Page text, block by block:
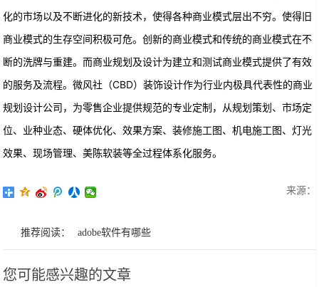
化的市场以及不断进化的新技术，使得各种商业模式层出不穷。使得旧
商业模式的生存空间积极可危。创新的商业模式和传统的商业模式在不
断的洗牌与重建。而商业规划及设计为建立和测试商业模式提供了有效
的服务及流程。微风社（CBD）装饰设计作为行业内极具代表性的商业
规划设计公司，为零售企业提供规范的专业定制，从规划策划、市场定
位、业种业态、硬体优化、效果方案、装修施工图、机电施工图、灯光
效果、现场管理、美陈软装等全过程体系化服务。
来源：
推荐阅读： adobe软件有哪些
您可能感兴趣的文章